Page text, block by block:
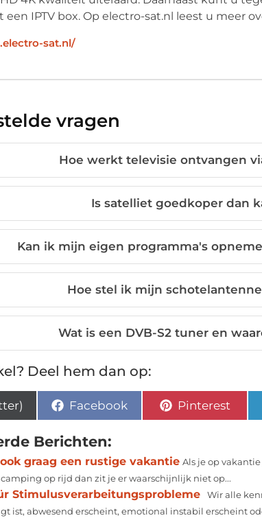
IPTV box. Op electro-sat.nl leest u meer
sat.nl/
vragen
Hoe werkt televisie ontvangen
Is satelliet goedkoper dan
Kan ik mijn eigen programma's
Hoe stel ik mijn
Wat is een DVB-S2 tuner en
Deel hem dan op:
Facebook Pinterest
Berichten:
graag een rustige vakantie Als je op
op rijd dan zit je er waarschijnlijk niet op...
Stimulusverarbeitungsprobleme
Wir alle
ist, abwesend erscheint, emotional instabil erscheint